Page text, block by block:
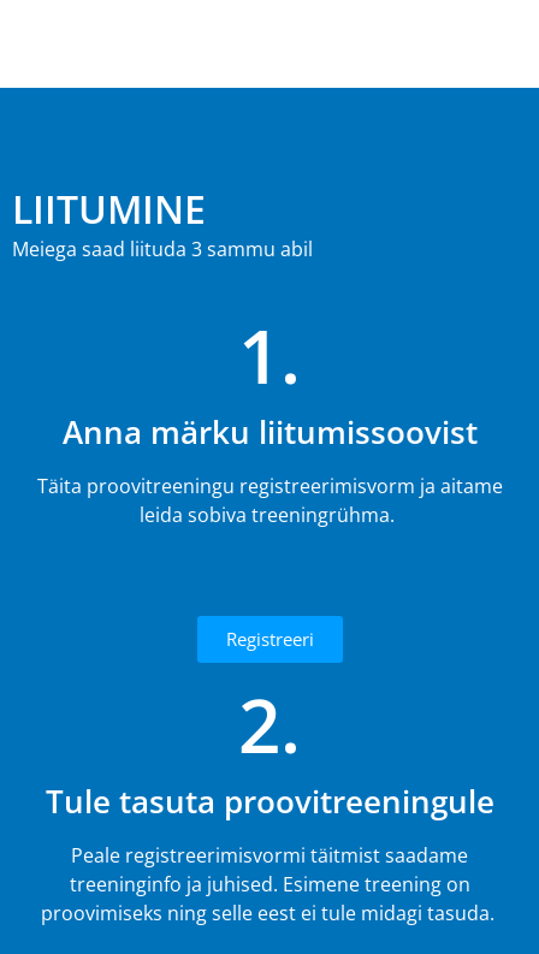
LIITUMINE
Meiega saad liituda 3 sammu abil
1.
Anna märku liitumissoovist
Täita proovitreeningu registreerimisvorm ja aitame
leida sobiva treeningrühma.
Registreeri
2.
Tule tasuta proovitreeningule
Peale registreerimisvormi täitmist saadame
treeninginfo ja juhised. Esimene treening on
proovimiseks ning selle eest ei tule midagi tasuda.